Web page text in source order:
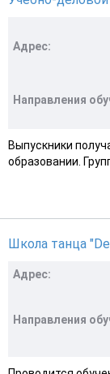
Адрес:
Направления
Выпускники
образовании.
Школа танца
Адрес:
Направления